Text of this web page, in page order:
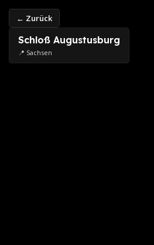
← Zurück
Schloß Augustusburg
📍 Sachsen